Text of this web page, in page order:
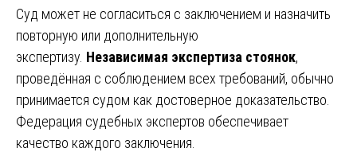
Суд может не согласиться с заключением и назначить
повторную или дополнительную
экспертизу. Независимая экспертиза стоянок,
проведённая с соблюдением всех требований, обычно
принимается судом как достоверное доказательство.
Федерация судебных экспертов обеспечивает
качество каждого заключения.